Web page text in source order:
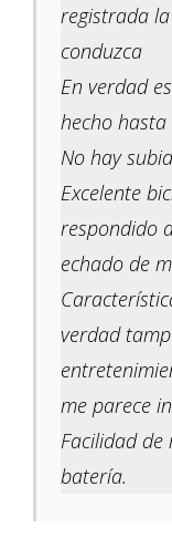
registrada
conduzca
En verdad
hecho
No hay
Excelente
respondido
echado de
verdad
me parece
Facilidad
batería.